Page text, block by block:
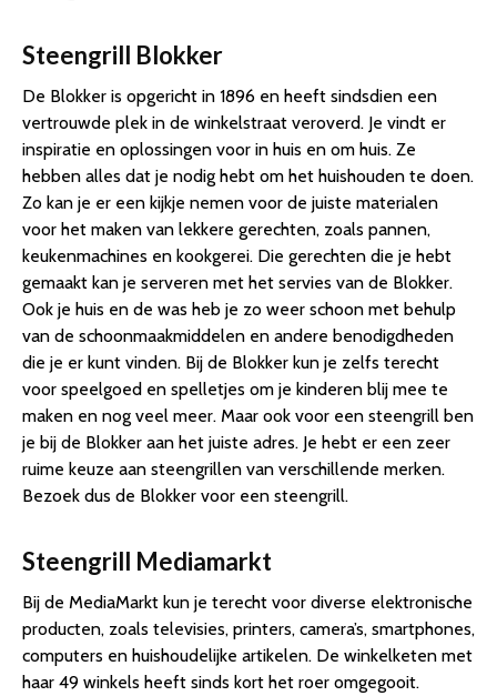
Steengrill Blokker
De Blokker is opgericht in 1896 en heeft sindsdien een
vertrouwde plek in de winkelstraat veroverd. Je vindt er
inspiratie en oplossingen voor in huis en om huis. Ze
hebben alles dat je nodig hebt om het huishouden te doen.
Zo kan je er een kijkje nemen voor de juiste materialen
voor het maken van lekkere gerechten, zoals pannen,
keukenmachines en kookgerei. Die gerechten die je hebt
gemaakt kan je serveren met het servies van de Blokker.
Ook je huis en de was heb je zo weer schoon met behulp
van de schoonmaakmiddelen en andere benodigdheden
die je er kunt vinden. Bij de Blokker kun je zelfs terecht
voor speelgoed en spelletjes om je kinderen blij mee te
maken en nog veel meer. Maar ook voor een steengrill ben
je bij de Blokker aan het juiste adres. Je hebt er een zeer
ruime keuze aan steengrillen van verschillende merken.
Bezoek dus de Blokker voor een steengrill.
Steengrill Mediamarkt
Bij de MediaMarkt kun je terecht voor diverse elektronische
producten, zoals televisies, printers, camera’s, smartphones,
computers en huishoudelijke artikelen. De winkelketen met
haar 49 winkels heeft sinds kort het roer omgegooit.